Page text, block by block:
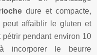
dure et compacte,
peut affaiblir le gluten et
pétrir pendant environ 10
incorporer le beurre